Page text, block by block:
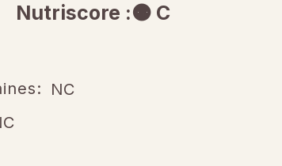
Nutriscore :🟠 C
NC